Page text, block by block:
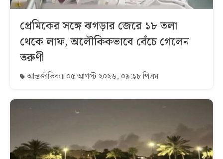
প্রেমিকের সঙ্গে ঝগড়ার জেরে ১৮ তলা
থেকে লাফ, অলৌকিকভাবে বেঁচে গেলেন
তরুণী
আন্তর্জাতিক ০৫ আগস্ট ২০২৬, ০৯:১৮ পিএম